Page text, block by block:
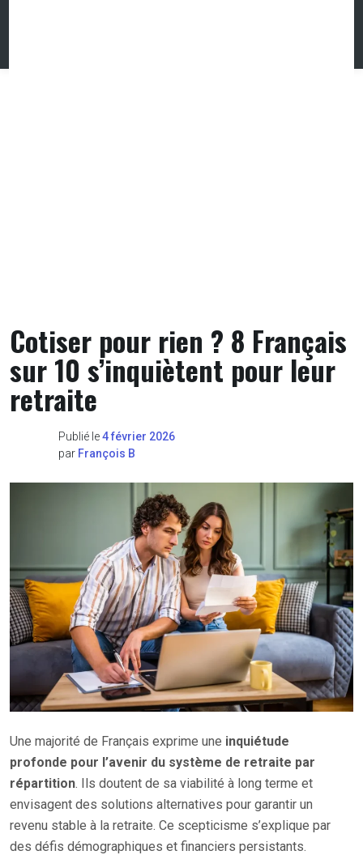
Cotiser pour rien ? 8 Français
sur 10 s’inquiètent pour leur
retraite
Publié le4 février 2026
par François B
Une majorité de Français exprime une inquiétude
profonde pour l’avenir du système de retraite par
répartition. Ils doutent de sa viabilité à long terme et
envisagent des solutions alternatives pour garantir un
revenu stable à la retraite. Ce scepticisme s’explique par
des défis démographiques et financiers persistants.